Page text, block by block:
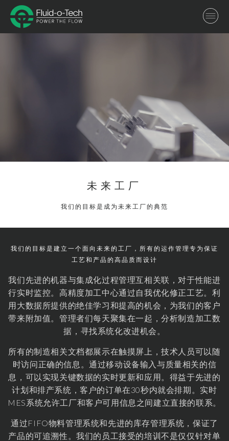
未来工厂
我们的目标是成为未来工厂的典范
我们的目标是建立一个面向未来的工厂，所有的运作管理专为保证
工艺和产品的高品质而设计
我们先进的机器与集成化过程管理互相关联，对于性能进
行实时监控。高精度加工中心通过自我优化修正工艺。利
用大数据所提供的绝佳学习和提高的机会，为我们的客户
带来附加值。管理者们每天聚集在一起，分析制造加工数
据，寻找系统化改进机会。
所有的制造相关文档都展示在触摸屏上，技术人员可以随
时访问正确的信息。通过移动设备输入与质量相关的信
息，可以实现关键数据的实时更新和应用。得益于先进的
计划和排产系统，客户的订单在30秒内就会排期。实时
MES系统允许工厂和客户可用信息之间建立直接的联系。
通过FIFO物料管理系统和先进的库存管理系统，保证了
产品的可追溯性。我们的员工接受的培训不是仅仅针对单